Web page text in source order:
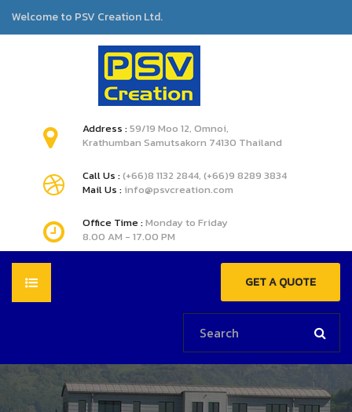
Welcome to PSV Creation Ltd.
Address :59/19 Moo 12, Omnoi,
Krathumban Samutsakorn 74130 Thailand
Call Us :(+66)8 1132 2844, (+66)9 8289 3834
Mail Us : info@psvcreation.com
Office Time :Monday to Friday
8.00 AM - 17.00 PM
GET A QUOTE